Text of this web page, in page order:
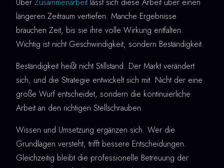
längeren Zeitraum vertiefen. Manche Ergebnisse
brauchen Zeit, bis sie ihre volle Wirkung entfalten.
Wichtig ist nicht Geschwindigkeit, sondern Beständigkeit.
Beständigkeit heißt nicht Stillstand. Der Markt verändert
sich, und die Strategie entwickelt sich mit. Nicht der eine
große Wurf entscheidet, sondern die kontinuierliche
Arbeit an den richtigen Stellschrauben.
Wissen und Umsetzung ergänzen sich. Wer die
Grundlagen versteht, trifft bessere Entscheidungen.
Gleichzeitig bleibt die professionelle Betreuung der